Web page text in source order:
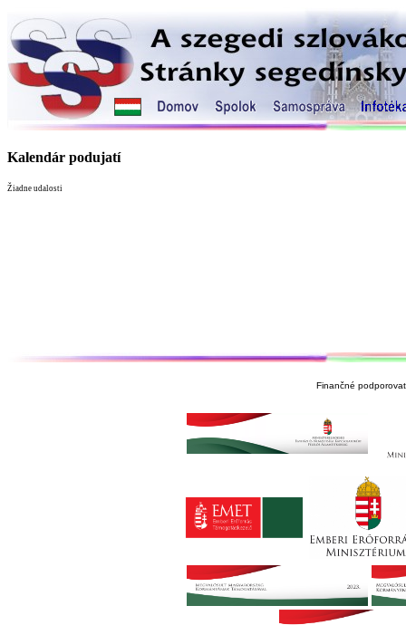
Kalendár podujatí
Žiadne udalosti
Finančné